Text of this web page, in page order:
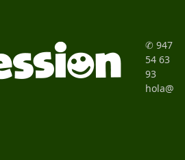
✆ 947
54 63
93
hola@